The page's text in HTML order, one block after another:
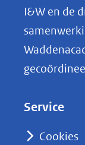
k
e
I&W en de
Service
Cookies